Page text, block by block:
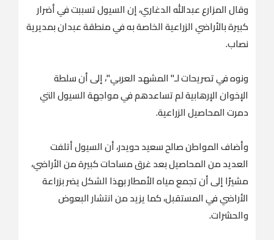
وقال المزارع عبدالله الدغاري، إن السيول تسببت في أضرار
كبيرة بالأراضي الزراعية الخاصة به في منطقة عبدان بمديرية
نصاب.
ونوه في تصريحات لـ" المشهد العربي"، إلى أن سلطة
الإخوان الإرهابية لم تساعدهم في مواجهة السيول التي
دمرت المحاصيل الزراعية.
وأضاف المواطن صالح سعيد حويدر، أن السيول أتلفت
العديد من المحاصيل بعد غرق مساحات كبيرة من الأراضي،
مشيرًا إلى أن تجمع مياه الأمطار بهذا الشكل يضر بزراعة
الأراضي في المستقبل، كما يزيد من انتشار البعوض
والحشرات.